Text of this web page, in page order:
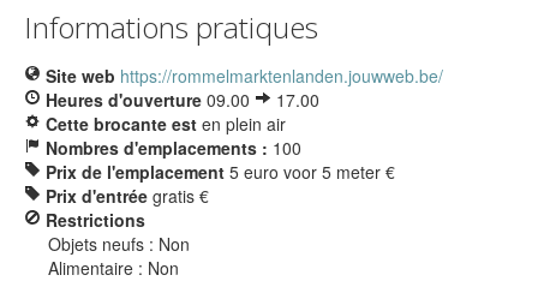
Informations pratiques
Site web https://rommelmarktenlanden.jouwweb.be/
Heures d'ouverture 09.00
17.00
Cette brocante est en plein air
Nombres d'emplacements : 100
Prix de l'emplacement 5 euro voor 5 meter €
Prix d'entrée gratis €
Restrictions
Objets neufs : Non
Alimentaire : Non